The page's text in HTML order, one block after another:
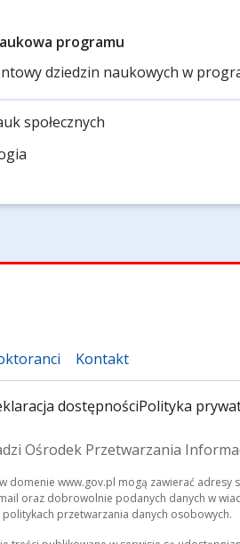
programu
dziedzin naukowych w
społecznych
Kontakt
dostępnościPolityka
Ośrodek Przetwarzania
domenie www.gov.pl mogą zawierać
oraz dobrowolnie podanych danych w
politykach przetwarzania danych osobowych.